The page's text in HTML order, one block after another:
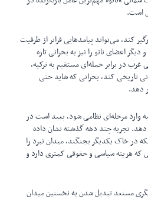
است.
کند، می‌تواند پیامدهایی فراتر از ظرفیت
اعضای ناتو را نیز به بحرانی تازه
در برابر حمله‌ای مستقیم به ترکیه،
تاریخی کند، بحرانی که شاید حتی
دهد.
وارد مرحله‌ای نظامی شود، بعید است در
تجربه چند دهه گذشته نشان داده
در خاک یکدیگر بجنگند، میدان نبرد را
که هزینه سیاسی و حقوقی کمتری دارد و
مستعد تبدیل شدن به نخستین میدان